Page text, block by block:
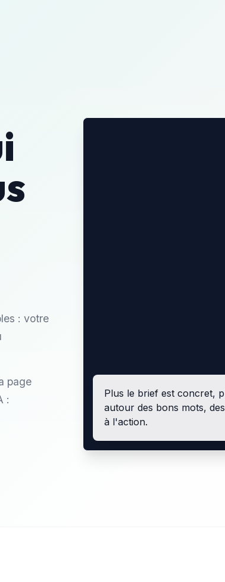
: votre
page
:
Plus le brief est concret,
autour des bons mots,
à l'action.